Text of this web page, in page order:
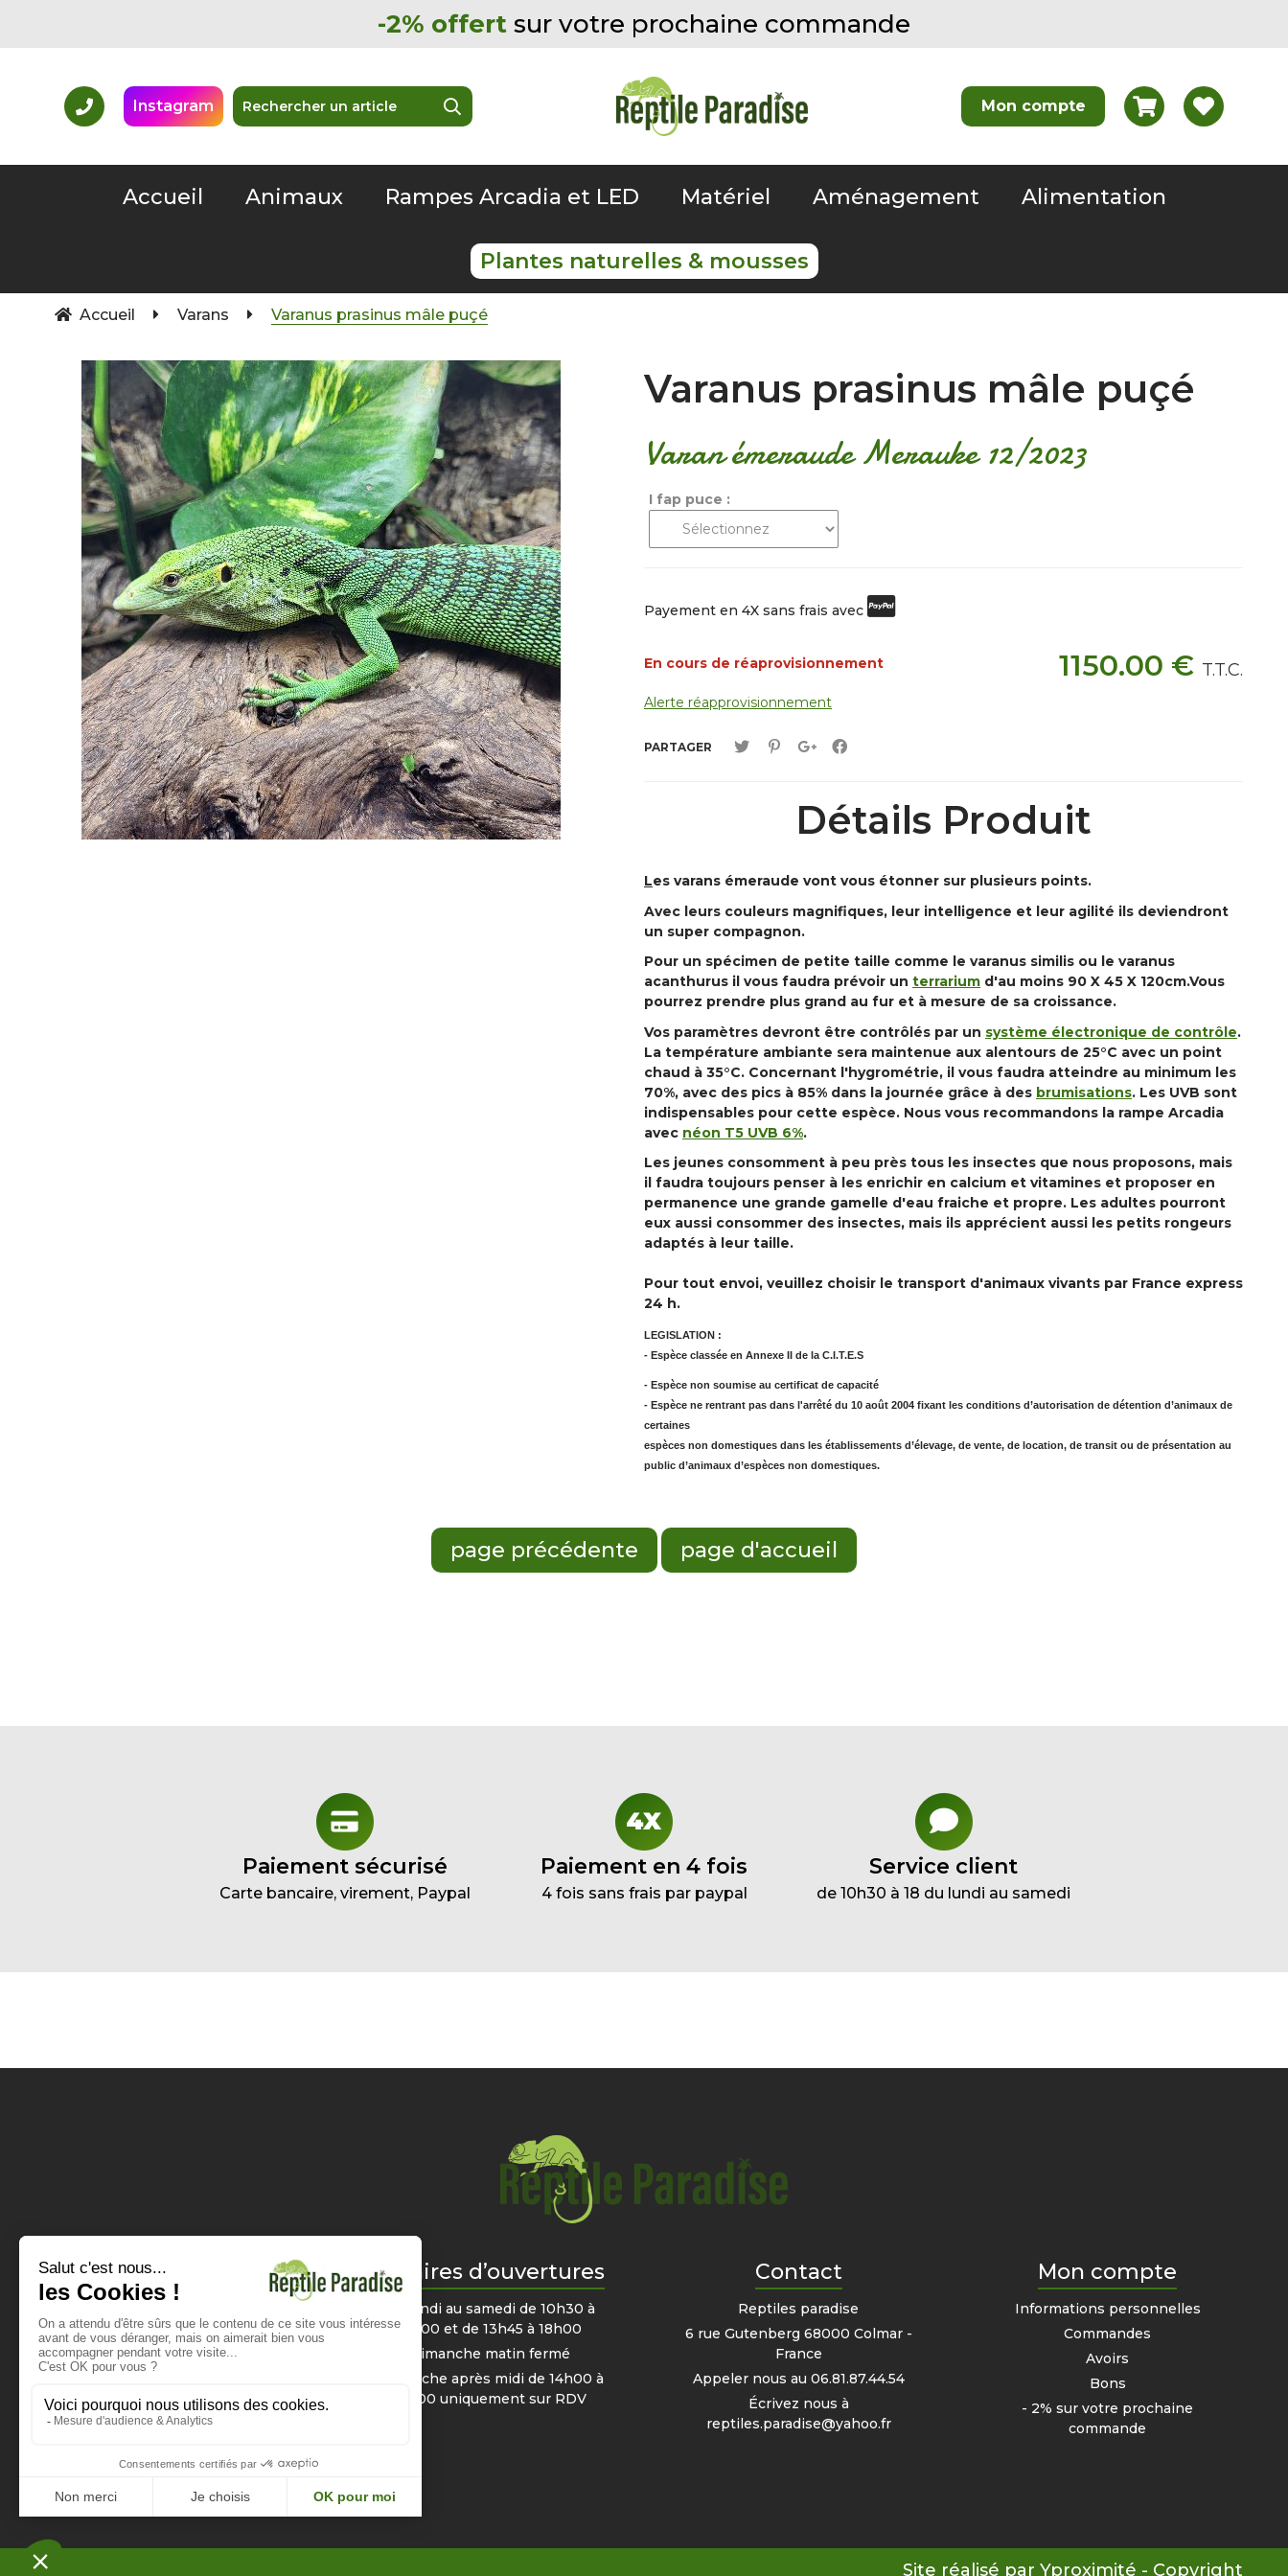
Instagram
Accueil Animaux Rampes Arcadia et LED Matériel Aménagement Alimentation
Plantes naturelles & mousses
Accueil Varans Varanus prasinus mâle puçé
Varanus prasinus mâle puçé
Varan émeraude Merauke 12/2023
I fap puce :
Payement en 4X sans frais avec
1150.00 € T.T.C.
En cours de réaprovisionnement
Alerte réapprovisionnement
PARTAGER
Détails Produit
Les varans émeraude vont vous étonner sur plusieurs points.
Avec leurs couleurs magnifiques, leur intelligence et leur agilité ils deviendront
un super compagnon.
Pour un spécimen de petite taille comme le varanus similis ou le varanus
acanthurus il vous faudra prévoir un terrarium d'au moins 90 X 45 X 120cm.Vous
pourrez prendre plus grand au fur et à mesure de sa croissance.
Vos paramètres devront être contrôlés par un système électronique de contrôle.
La température ambiante sera maintenue aux alentours de 25°C avec un point
chaud à 35°C. Concernant l'hygrométrie, il vous faudra atteindre au minimum les
70%, avec des pics à 85% dans la journée grâce à des brumisations. Les UVB sont
indispensables pour cette espèce. Nous vous recommandons la rampe Arcadia
avec néon T5 UVB 6%.
Les jeunes consomment à peu près tous les insectes que nous proposons, mais
il faudra toujours penser à les enrichir en calcium et vitamines et proposer en
permanence une grande gamelle d'eau fraiche et propre. Les adultes pourront
eux aussi consommer des insectes, mais ils apprécient aussi les petits rongeurs
adaptés à leur taille.
Pour tout envoi, veuillez choisir le transport d'animaux vivants par France express
24 h.
LEGISLATION :
- Espèce classée en Annexe II de la C.I.T.E.S
- Espèce non soumise au certificat de capacité
- Espèce ne rentrant pas dans l'arrêté du 10 août 2004 fixant les conditions d’autorisation de détention d’animaux de
certaines
espèces non domestiques dans les établissements d’élevage, de vente, de location, de transit ou de présentation au
public d’animaux d’espèces non domestiques.
-2% offert sur votre prochaine commande
Paiement sécurisé
Carte bancaire, virement, Paypal
Paiement en 4 fois
4 fois sans frais par paypal
Service client
de 10h30 à 18 du lundi au samedi
Informations
CGV
Politique de confidentialité
Paiement sécurisé
Instagram
Horaires d’ouvertures
Du lundi au samedi de 10h30 à
12h00 et de 13h45 à 18h00
Dimanche matin fermé
Dimanche après midi de 14h00 à
16h00 uniquement sur RDV
Contact
Reptiles paradise
6 rue Gutenberg 68000 Colmar -
France
Appeler nous au 06.81.87.44.54
Écrivez nous à
reptiles.paradise@yahoo.fr
Mon compte
Informations personnelles
Commandes
Avoirs
Bons
- 2% sur votre prochaine
commande
Site réalisé par Yproximité - Copyright